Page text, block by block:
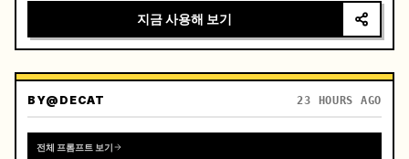
지금 사용해 보기
BY@DECAT 23 HOURS AGO
전체 프롬프트 보기